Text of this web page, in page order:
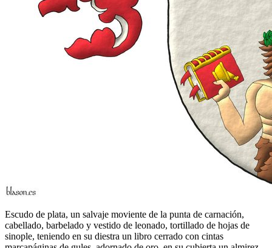
Escudo de plata, un salvaje moviente de la punta de carnación,
cabellado, barbelado y vestido de leonado, tortillado de hojas de
sinople, teniendo en su diestra un libro cerrado con cintas